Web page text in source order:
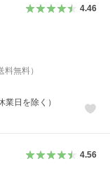
4.46
料無料）
日を除く）
4.56